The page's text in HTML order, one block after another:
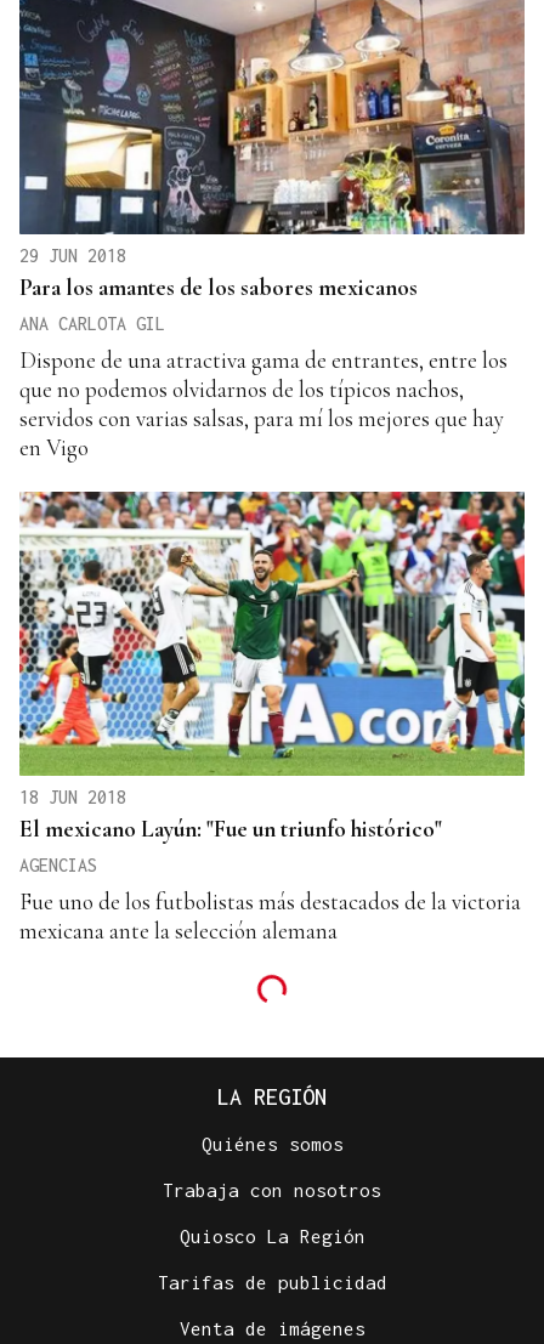
29 JUN 2018
Para los amantes de los sabores mexicanos
ANA CARLOTA GIL
Dispone de una atractiva gama de entrantes, entre los
que no podemos olvidarnos de los típicos nachos,
servidos con varias salsas, para mí los mejores que hay
en Vigo
18 JUN 2018
El mexicano Layún: "Fue un triunfo histórico"
AGENCIAS
Fue uno de los futbolistas más destacados de la victoria
mexicana ante la selección alemana
LA REGIÓN
Quiénes somos
Trabaja con nosotros
Quiosco La Región
Tarifas de publicidad
Venta de imágenes